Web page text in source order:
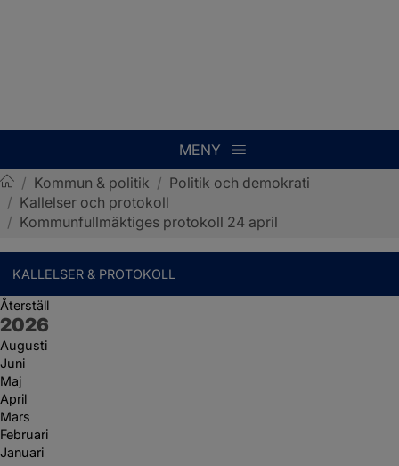
MENY
Sotenäs kommun
/ Kommun & politik / Politik och demokrati
/ Kallelser och protokoll
/ Kommunfullmäktiges protokoll 24 april
KALLELSER & PROTOKOLL
Återställ
År:
2026
Augusti
Juni
Maj
April
Mars
Februari
Januari